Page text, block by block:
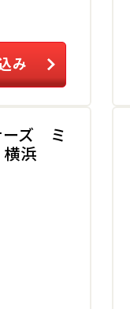
み
ーズ ミ
浜